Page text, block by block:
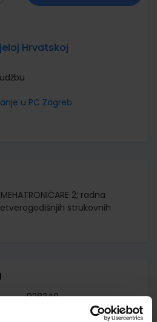
Hrvatskoj
u PC Zagreb
2; radna
strukovnih
928348